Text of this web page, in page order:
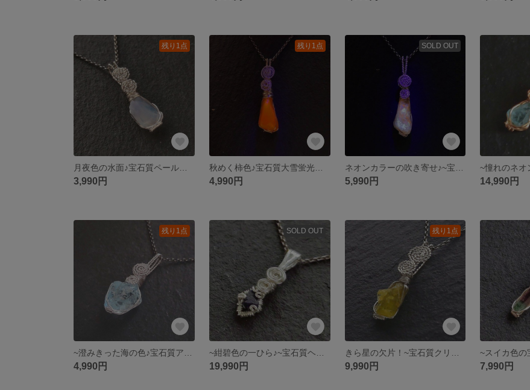
残り1点
3,990円
残り1点
秋めく柿色♪宝石質大雪蛍光オパール(然別産)~simpleknot
4,990円
SOLD OUT
5,990円 14,990円
残り1点
4,990円
SOLD OUT
19,990円
残り1点
9,990円 7,990円